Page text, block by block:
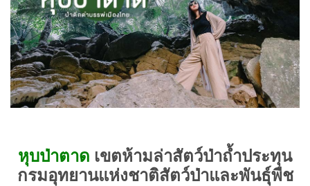
หุบป่าตาด เขตห้ามล่าสัตว์ป่าถ้ำประทุน
กรมอุทยานแห่งชาติสัตว์ป่าและพันธุ์พืช